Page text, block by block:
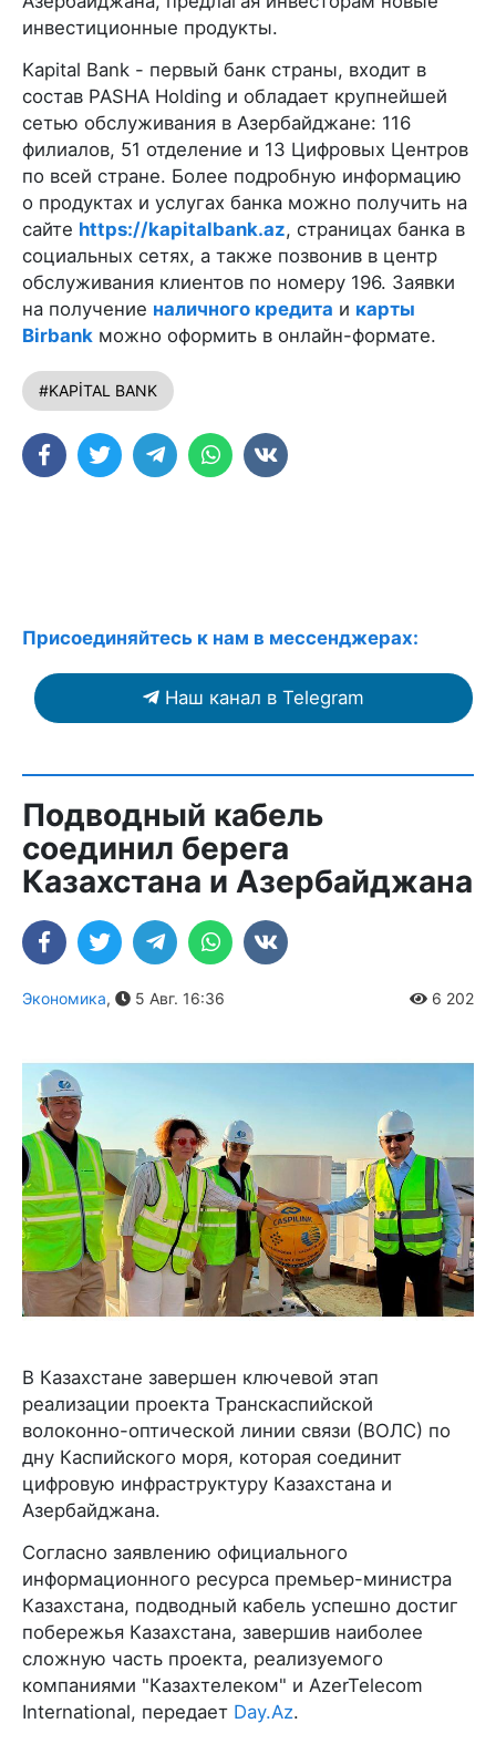
инвестиционные продукты.
Kapital Bank - первый банк страны, входит в
состав PASHA Holding и обладает крупнейшей
сетью обслуживания в Азербайджане: 116
филиалов, 51 отделение и 13 Цифровых Центров
по всей стране. Более подробную информацию
о продуктах и услугах банка можно получить на
сайте https://kapitalbank.az, страницах банка в
социальных сетях, а также позвонив в центр
обслуживания клиентов по номеру 196. Заявки
на получение наличного кредита и карты
Birbank можно оформить в онлайн-формате.
#KAPİTAL BANK
Присоединяйтесь к нам в мессенджерах:
Наш канал в Telegram
Подводный кабель
соединил берега
Казахстана и Азербайджана
Экономика, 5 Авг. 16:36 6 202
В Казахстане завершен ключевой этап
реализации проекта Транскаспийской
волоконно-оптической линии связи (ВОЛС) по
дну Каспийского моря, которая соединит
цифровую инфраструктуру Казахстана и
Азербайджана.
Согласно заявлению официального
информационного ресурса премьер-министра
Казахстана, подводный кабель успешно достиг
побережья Казахстана, завершив наиболее
сложную часть проекта, реализуемого
компаниями "Казахтелеком" и AzerTelecom
International, передает Day.Az.